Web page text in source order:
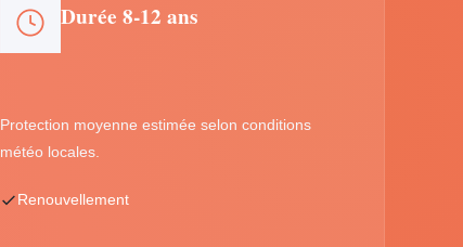
Durée 8-12 ans
Protection moyenne estimée selon conditions
météo locales.
Renouvellement